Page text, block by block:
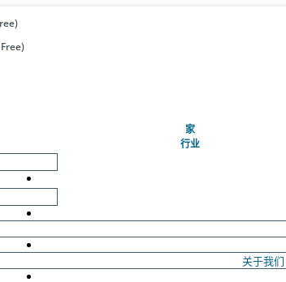
家(当前的)
行业
关于我们